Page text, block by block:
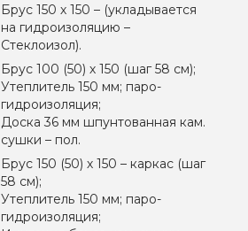
Брус 150 х 150 – (укладывается
на гидроизоляцию –
Стеклоизол).
Брус 100 (50) х 150 (шаг 58 см);
Утеплитель 150 мм; паро-
гидроизоляция;
Доска 36 мм шпунтованная кам.
сушки – пол.
Брус 150 (50) х 150 – каркас (шаг
58 см);
Утеплитель 150 мм; паро-
гидроизоляция;